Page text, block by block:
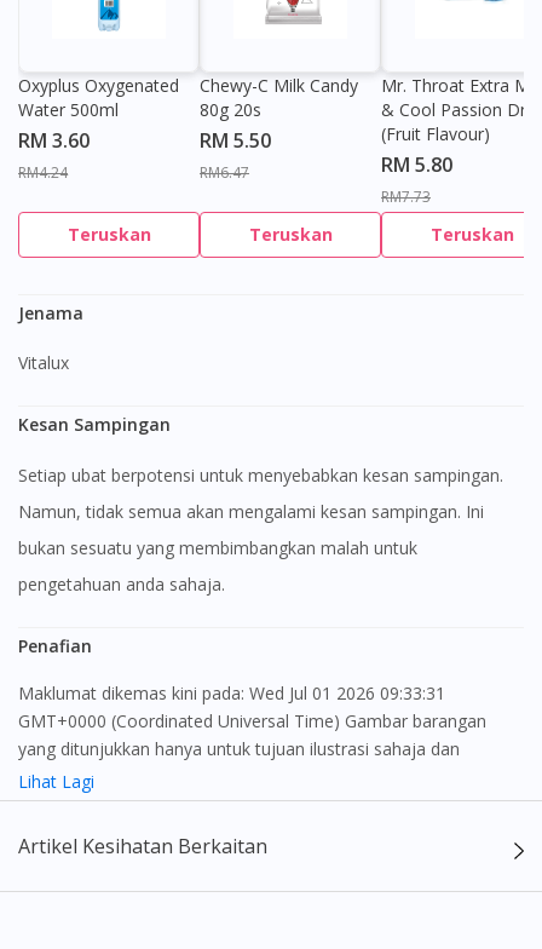
Oxyplus Oxygenated
Water 500ml
RM 3.60
RM4.24
Teruskan
Chewy-C Milk Candy
80g 20s
RM 5.50
RM6.47
Teruskan
Mr. Throat Extra
& Cool Passion
(Fruit Flavour)
RM 5.80
RM7.73
Teruskan
Jenama
Vitalux
Kesan Sampingan
Setiap ubat berpotensi untuk menyebabkan kesan sampingan.
Namun, tidak semua akan mengalami kesan sampingan. Ini
bukan sesuatu yang membimbangkan malah untuk
pengetahuan anda sahaja.
Penafian
Maklumat dikemas kini pada: Wed Jul 01 2026 09:33:31
GMT+0000 (Coordinated Universal Time) Gambar barangan
yang ditunjukkan hanya untuk tujuan ilustrasi sahaja dan
mungkin tidak seperti produk yang sebenar
maklumat sahaja, bagi kegunaan para pengamal perubatan dan
bukan bertujuan sebagai rujukan kepada pengguna untuk
Lihat Lagi
Artikel Kesihatan Berkaitan